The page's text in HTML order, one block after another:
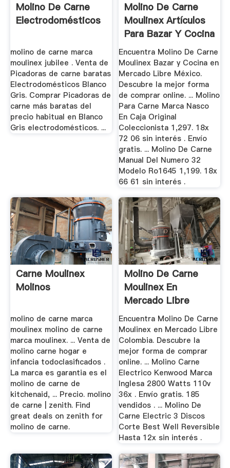
Molino De Carne
Electrodomésticos
molino de carne marca
moulinex jubilee . Venta de
Picadoras de carne baratas
Electrodomésticos Blanco
Gris. Comprar Picadoras de
carne más baratas del
precio habitual en Blanco
Gris electrodomésticos. ...
Molino De Carne
Moulinex Artículos
Para Bazar Y Cocina
...
Encuentra Molino De Carne
Moulinex Bazar y Cocina en
Mercado Libre México.
Descubre la mejor forma
de comprar online. ... Molino
Para Carne Marca Nasco
En Caja Original
Coleccionista 1,297. 18x
72 06 sin interés . Envío
gratis. ... Molino De Carne
Manual Del Numero 32
Modelo Ro1645 1,199. 18x
66 61 sin interés .
Carne Moulinex
Molinos
molino de carne marca
moulinex molino de carne
marca moulinex. ... Venta de
molino carne hogar e
infancia todoclasificados .
La marca es garantia es el
molino de carne de
kitchenaid, ... Precio. molino
de carne | zenith. Find
great deals on zenith for
molino de carne.
Molino De Carne
Moulinex En
Mercado Libre
Colombia
Encuentra Molino De Carne
Moulinex en Mercado Libre
Colombia. Descubre la
mejor forma de comprar
online. ... Molino Carne
Electrico Kenwood Marca
Inglesa 2800 Watts 110v
36x . Envío gratis. 185
vendidos . ... Molino De
Carne Electric 3 Discos
Corte Best Well Reversible
Hasta 12x sin interés .